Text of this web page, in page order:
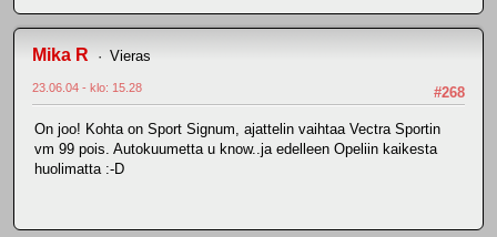
Mika R Vieras
#268
23.06.04 - klo: 15.28
On joo! Kohta on Sport Signum, ajattelin vaihtaa Vectra Sportin
vm 99 pois. Autokuumetta u know..ja edelleen Opeliin kaikesta
huolimatta :-D